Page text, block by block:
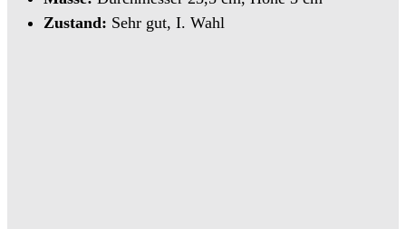
Zustand: Sehr gut, I. Wahl